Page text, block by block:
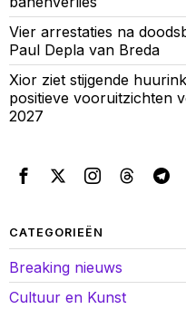
Vier arrestaties na
Paul Depla van Breda
Xior ziet stijgende
positieve vooruitzichten
2027
CATEGORIEËN
Breaking nieuws
Cultuur en Kunst